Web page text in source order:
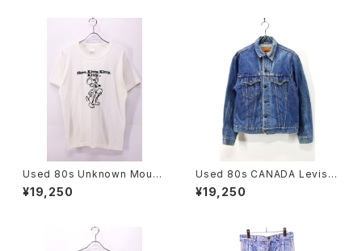
Used 80s Unknown Mouse
Ero Graphic T-Shirt Size L
相当 古着
¥19,250
Used 80s CANADA Levis 7
5505 0211 Denim Tracker J
acket Size 40 古着
¥19,250